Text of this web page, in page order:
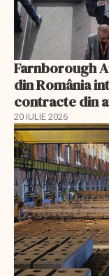
Farnborough
din România
contracte din
20 IULIE 2026